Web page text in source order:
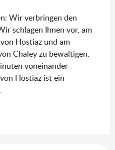
Wir verbringen den
schlagen Ihnen vor, am
Hostiaz und am
Chaley zu bewältigen.
voneinander
Hostiaz ist ein